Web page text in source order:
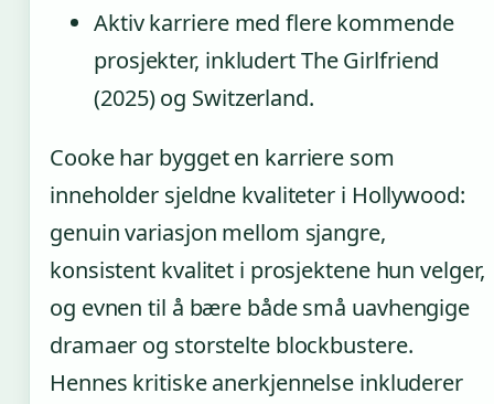
Aktiv karriere med flere kommende
prosjekter, inkludert The Girlfriend
(2025) og Switzerland.
Cooke har bygget en karriere som
inneholder sjeldne kvaliteter i Hollywood:
genuin variasjon mellom sjangre,
konsistent kvalitet i prosjektene hun velger,
og evnen til å bære både små uavhengige
dramaer og storstelte blockbustere.
Hennes kritiske anerkjennelse inkluderer